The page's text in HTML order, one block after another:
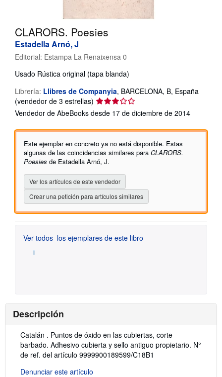
CERRAR
CLARORS. Poesies
Estadella Arnó, J
Editorial: Estampa La Renaixensa 0
Usado Rústica original (tapa blanda)
Librería: Llibres de Companyia, BARCELONA, B, España
(vendedor de 3 estrellas) Calificación
del
3
5
estrellas
Vendedor de AbeBooks desde 17 de diciembre de 2014
Este ejemplar en concreto ya no está disponible. Estas
algunas de las coincidencias similares para CLARORS.
Poesies de Estadella Arnó, J.
Ver los artículos de este vendedor
Crear una petición para artículos similares
Ver todos los ejemplares de este libro
Descripción
Descripción:
Catalán . Puntos de óxido en las cubiertas, corte
barbado. Adhesivo cubierta y sello antiguo propietario. N°
de ref. del artículo 9999900189599/C18B1
Denunciar este artículo